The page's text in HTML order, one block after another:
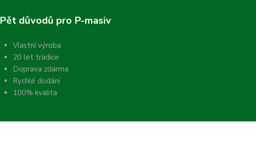
Pět důvodů pro P-masiv
Vlastní výroba
20 let tradice
Doprava zdarma
Rychlé dodání
100% kvalita